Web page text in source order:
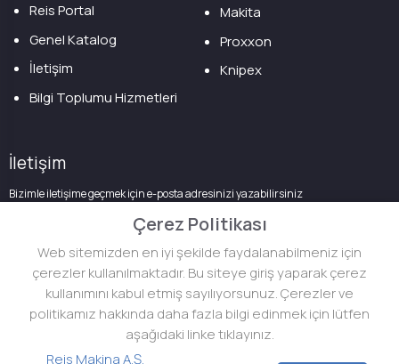
Reis Portal
Genel Katalog
İletişim
Bilgi Toplumu Hizmetleri
Makita
Proxxon
Knipex
İletişim
Bizimle iletişime geçmek için e-posta adresinizi yazabilirsiniz
Çerez Politikası
Web sitemizden en iyi şekilde faydalanabilmeniz için
çerezler kullanılmaktadır. Bu siteye giriş yaparak çerez
kullanımını kabul etmiş sayılıyorsunuz. Çerezler ve
politikamız hakkında daha fazla bilgi edinmek için lütfen
aşağıdaki linke tıklayınız.
Reis Makina A.Ş.